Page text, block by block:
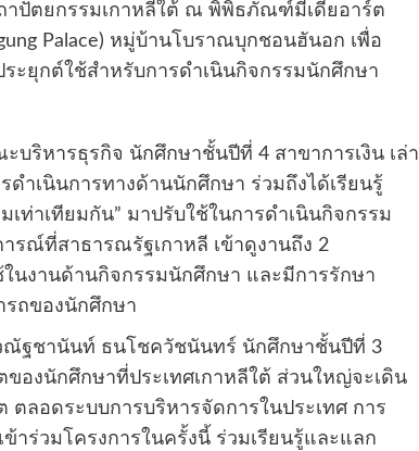
าปัตยกรรมเกาหลีใต้ ณ พิพิธภัณฑ์มีเดียอาร์ต
Palace) หมู่บ้านโบราณบุกชอนฮันอก เพื่อ
ะยุกต์ใช้สำหรับการดำเนินกิจกรรมนักศึกษา
บริหารธุรกิจ นักศึกษาชั้นปีที่ 4 สาขาการเงิน เล่า
ำเนินการทางด้านนักศึกษา ร่วมถึงได้เรียนรู้
ท่าเทียมกัน” มาปรับใช้ในการดำเนินกิจกรรม
รณ์ที่สาธารณรัฐเกาหลี เข้าดูงานถึง 2
นงานด้านกิจกรรมนักศึกษา และมีการรักษา
ถของนักศึกษา
ณัฐชานันท์ ธนโชควัชนันทร์ นักศึกษาชั้นปีที่ 3
องนักศึกษาที่ประเทศเกาหลีใต้ ส่วนใหญ่จะเดิน
ลอดระบบการบริหารจัดการในประเทศ การ
ร่วมโครงการในครั้งนี้ ร่วมเรียนรู้และแลก